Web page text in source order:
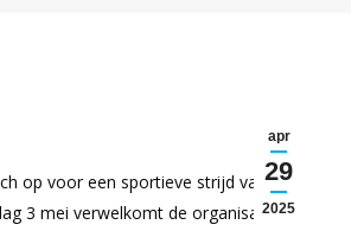
apr
29
2025
op voor een sportieve strijd van
3 mei verwelkomt de organisatie